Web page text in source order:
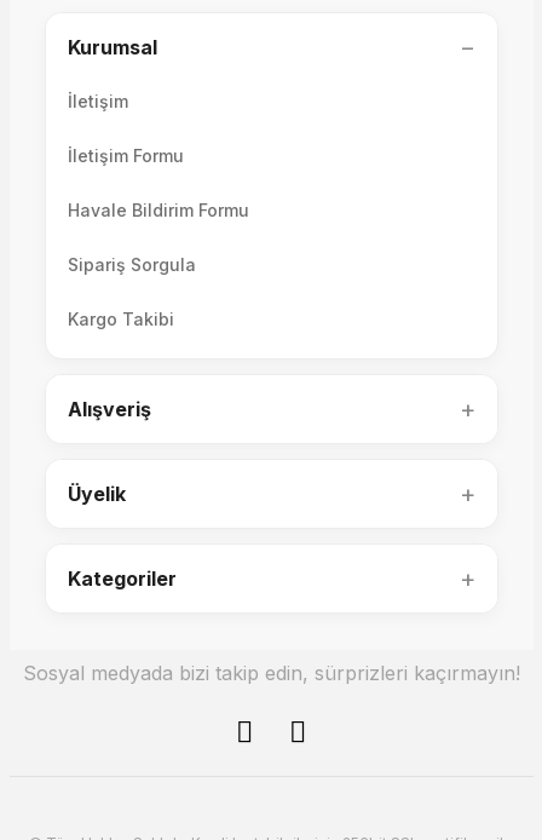
Liya Şifonyer ve Aynası
50.000,00 TL
Kurumsal −
İletişim
İletişim Formu
Havale Bildirim Formu
Sipariş Sorgula
Kargo Takibi
Alışveriş +
Üyelik +
Kategoriler +
Sosyal medyada bizi takip edin, sürprizleri kaçırmayın!